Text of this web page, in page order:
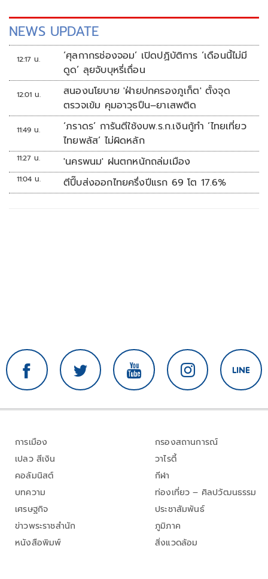
NEWS UPDATE
12:17 น.
‘ศุลกากรช่องจอม’ เปิดปฏิบัติการ ‘เดือนนี้ไม่มี
ดูด’ ลุยจับบุหรี่เถื่อน
12:01 น.
สนองนโยบาย 'ฝ่ายปกครองภูเก็ต' ตั้งจุด
ตรวจเข้ม คุมอาวุธปืน–ยาเสพติด
11:49 น.
‘ภราดร’ การันตีใช้งบพ.ร.ก.เงินกู้ทำ ‘ไทยเที่ยว
ไทยพลัส’ ไม่ผิดหลัก
11:27 น. 'นครพนม' ฝนตกหนักถล่มเมือง
11:04 น. ตีปี๊บส่งออกไทยครึ่งปีแรก 69 โต 17.6%
การเมือง
เปลว สีเงิน
คอลัมนิสต์
บทความ
เศรษฐกิจ
ข่าวพระราชสำนัก
หนังสือพิมพ์
กรองสถานการณ์
วาไรตี้
กีฬา
ท่องเที่ยว – ศิลปวัฒนธรรม
ประชาสัมพันธ์
ภูมิภาค
สิ่งแวดล้อม